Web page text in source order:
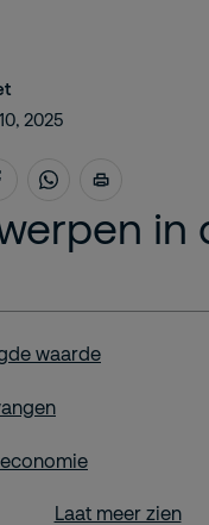
2025
in
waarde
Laat meer zien